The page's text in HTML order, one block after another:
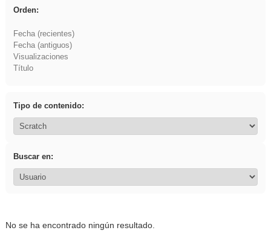
Orden:
Fecha (recientes)
Fecha (antiguos)
Visualizaciones
Título
Tipo de contenido:
Buscar en:
No se ha encontrado ningún resultado.